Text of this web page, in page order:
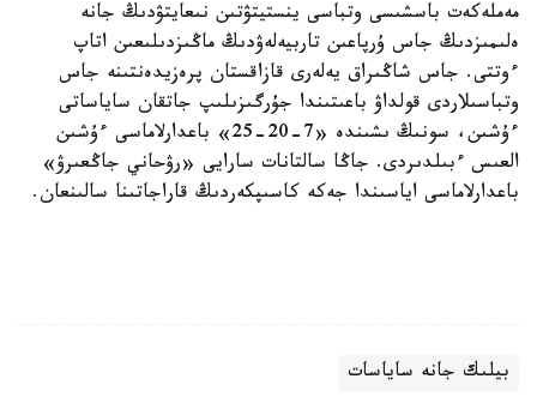
مەملەكەت باسشىسى وتباسى ينستيتۋتىن نىعايتۋدىڭ جانە
ەلىمىزدىڭ جاس ۇرپاعىن تاربيەلەۋدىڭ ماڭىزدىلىعىن اتاپ
ءوتتى. جاس شاڭىراق يەلەرى قازاقستان پرەزيدەنتىنە جاس
وتباسىلاردى قولداۋ باعىتىندا جۇرگىزىلىپ جاتقان ساياساتى
ءۇشىن، سونىڭ ىشىندە «7-20-25» باعدارلاماسى ءۇشىن
العىس ءبىلدىردى. جاڭا سالتانات سارايى «رۋحاني جاڭعىرۋ»
باعدارلاماسى اياسىندا جەكە كاسىپكەردىڭ قاراجاتىنا سالىنعان.
بيلىك جانە ساياسات